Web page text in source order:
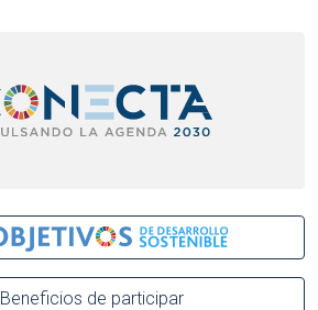
Beneficios de participar